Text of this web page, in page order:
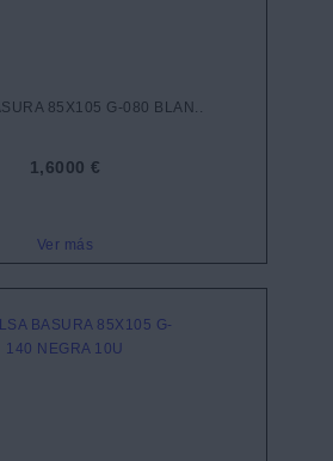
85X105 G-080 BLAN..
1,6000 €
Ver más